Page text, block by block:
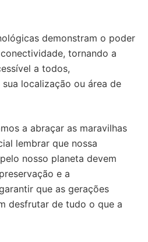
demonstram o poder
tornando a
a todos,
localização ou área de
a abraçar as maravilhas
lembrar que nossa
nosso planeta devem
e a
que as gerações
desfrutar de tudo o que a